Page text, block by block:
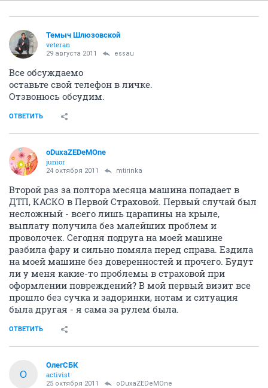
Темыч Шлюзовской
veteran
29 августа 2011 essau
Все обсуждаемо
оставьте свой телефон в личке.
Отзвонюсь обсудим.
ОТВЕТИТЬ
oDuxaZEDeMOne
junior
24 октября 2011 mtirinka
Второй раз за полтора месяца машина попадает в
ДТП, КАСКО в Первой Страховой. Первый случай был
несложный - всего лишь царапины на крыле,
выплату получила без малейших проблем и
проволочек. Сегодня подруга на моей машине
разбила фару и сильно помяла перед справа. Ездила
на моей машине без доверенностей и прочего. Будут
ли у меня какие-то проблемы в страховой при
оформлении повреждений? В мой первый визит все
прошло без сучка и задоринки, нотам и ситуация
была другая - я сама за рулем была.
ОТВЕТИТЬ
О
ОлегСБК
activist
25 октября 2011 oDuxaZEDeMOne